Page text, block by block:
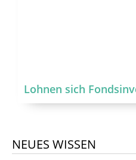
Lohnen sich
NEUES WISSEN